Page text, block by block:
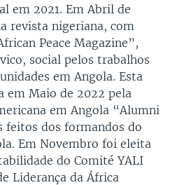
em 2021. Em Abril de
revista nigeriana, com
Peace Magazine”,
social pelos trabalhos
em Angola. Esta
em Maio de 2022 pela
em Angola “Alumni
feitos dos formandos do
Em Novembro foi eleita
do Comité YALI
Liderança da África